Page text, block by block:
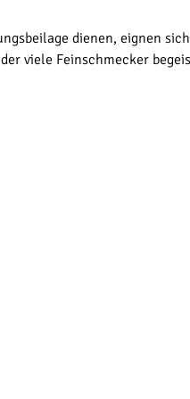
dienen, eignen
viele Feinschmecker